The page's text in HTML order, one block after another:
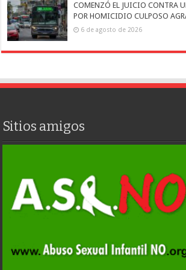
COMENZÓ EL JUICIO CONTRA
POR HOMICIDIO CULPOSO
6 de agosto de 2026
Sitios amigos